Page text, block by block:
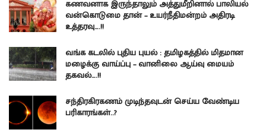
கணவனாக இருந்தாலும் அத்துமீறினால் பாலியல்
வன்கொடுமை தான் – உயர்நீதிமன்றம் அதிரடி
உத்தரவு….!!
வங்க கடலில் புதிய புயல் : தமிழகத்தில் மிதமான
மழைக்கு வாய்ப்பு – வானிலை ஆய்வு மையம்
தகவல்….!!
சந்திரகிரகணம் முடிந்தவுடன் செய்ய வேண்டிய
பரிகாரங்கள்..?